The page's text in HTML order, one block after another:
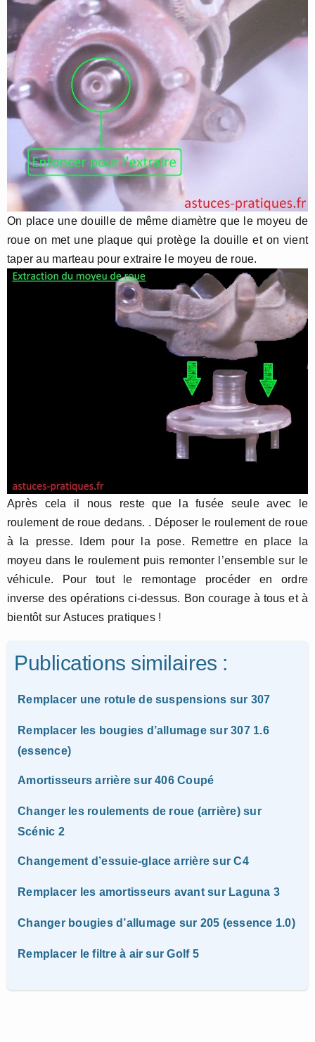
On place une douille de même diamètre que le moyeu de
roue on met une plaque qui protège la douille et on vient
taper au marteau pour extraire le moyeu de roue.
Après cela il nous reste que la fusée seule avec le
roulement de roue dedans. . Déposer le roulement de roue
à la presse. Idem pour la pose. Remettre en place la
moyeu dans le roulement puis remonter l’ensemble sur le
véhicule. Pour tout le remontage procéder en ordre
inverse des opérations ci-dessus. Bon courage à tous et à
bientôt sur Astuces pratiques !
Publications similaires :
Remplacer une rotule de suspensions sur 307
Remplacer les bougies d’allumage sur 307 1.6
(essence)
Amortisseurs arrière sur 406 Coupé
Changer les roulements de roue (arrière) sur
Scénic 2
Changement d’essuie-glace arrière sur C4
Remplacer les amortisseurs avant sur Laguna 3
Changer bougies d’allumage sur 205 (essence 1.0)
Remplacer le filtre à air sur Golf 5